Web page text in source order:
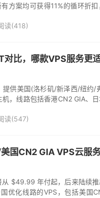
方案均可获得11%的循环折扣
读(418)
比，哪款VPS服务更
供美国(洛杉矶/新泽西/纽约/
，线路包括香港CN2 GIA、日
读(547)
国CN2 GIA VPS云服
$49.99 年付起，后来陆续
优化线路的VPS，包括美国